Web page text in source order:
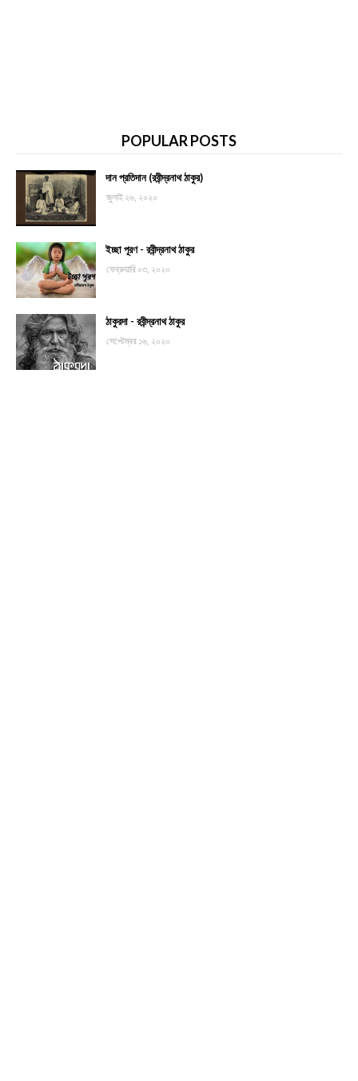
POPULAR POSTS
দান প্রতিদান (রবীন্দ্রনাথ ঠাকুর)
জুলাই ২৬, ২০২০
ইচ্ছা পূরণ - রবীন্দ্রনাথ ঠাকুর
ফেব্রুয়ারি ০৩, ২০২০
ঠাকুরদা - রবীন্দ্রনাথ ঠাকুর
সেপ্টেম্বর ১৬, ২০২০